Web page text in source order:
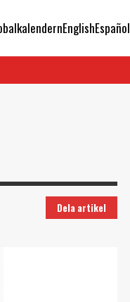
EnglishEspañol
Dela artikel